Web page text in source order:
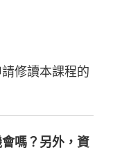
修讀本課程的
嗎？另外，資